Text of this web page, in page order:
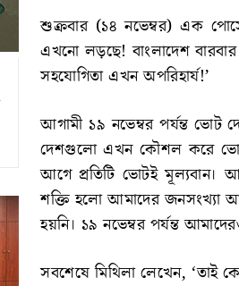
শুক্রবার (১৪ নভেম্বর) এক
এখনো লড়ছে! বাংলাদেশ বারবার
সহযোগিতা এখন অপরিহার্য!’
আগামী ১৯ নভেম্বর পর্যন্ত ভোট
দেশগুলো এখন কৌশল করে ভোট
আগে প্রতিটি ভোটই মূল্যবান।
শক্তি হলো আমাদের জনসংখ্যা
হয়নি। ১৯ নভেম্বর পর্যন্ত
সবশেষে মিথিলা লেখেন, ‘তাই